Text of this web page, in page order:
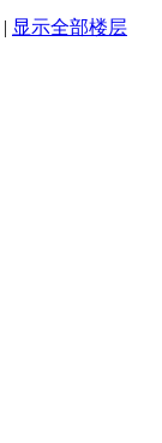
| 显示全部楼层